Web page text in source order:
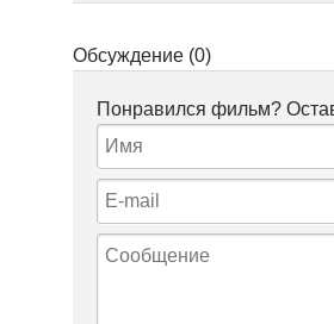
Обсуждение (0)
Понравился фильм?